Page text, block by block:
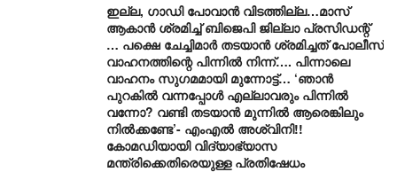
ഇല്ല, ​ഗാഡി പോവാൻ വിടത്തില്ല…മാസ്
ആകാൻ ശ്രമിച്ച് ബിജെപി ജില്ലാ പ്രസിഡന്റ്
… പക്ഷെ ചേച്ചിമാർ തടയാൻ ശ്രമിച്ചത് പോലീസ്
വാഹനത്തിന്റെ പിന്നിൽ നിന്ന്…. പിന്നാലെ
വാഹനം സു​ഗമമായി മുന്നോട്ട്… ‘ഞാൻ
പുറകിൽ വന്നപ്പോൾ എല്ലാവരും പിന്നിൽ
വന്നോ? വണ്ടി തടയാൻ മുന്നിൽ ആരെങ്കിലും
നിൽക്കണ്ടേ’- എംഎൽ അശ്വിനി!!
കോമഡിയായി വിദ്യാഭ്യാസ
മന്ത്രിക്കെതിരെയുള്ള പ്രതിഷേധം